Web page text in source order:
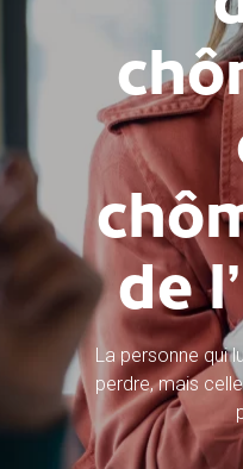
de
La personne qui
perdre, mais